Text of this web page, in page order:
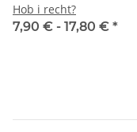
Hob i recht?
7,90 € - 17,80 € *